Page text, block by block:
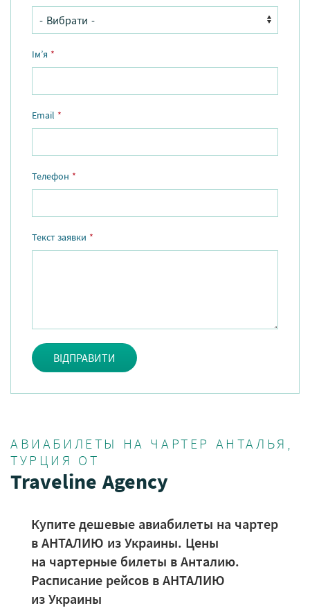
Ім’я *
Email *
Телефон *
Текст заявки *
ВІДПРАВИТИ
АВИАБИЛЕТЫ НА ЧАРТЕР АНТАЛЬЯ,
ТУРЦИЯ ОТ
Traveline Agency
Купите дешевые авиабилеты на чартер
в АНТАЛИЮ из Украины. Цены
на чартерные билеты в Анталию.
Расписание рейсов в АНТАЛИЮ
из Украины